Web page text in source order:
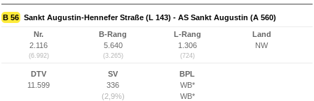
B 56 Sankt Augustin-Hennefer Straße (L 143) - AS Sankt Augustin (A 560)
Nr.
2.116
(6.992)
B-Rang
5.640
(3.265)
L-Rang
1.306
(724)
Land
NW
DTV
11.599
SV
336
(2,9%)
BPL
WB*
WB*